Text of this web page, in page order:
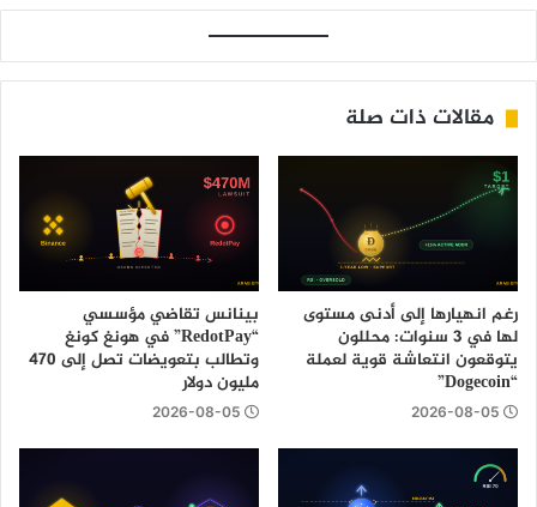
مقالات ذات صلة
رغم انهيارها إلى أدنى مستوى
لها في 3 سنوات: محللون
يتوقعون انتعاشة قوية لعملة
“Dogecoin”
2026-08-05
بينانس تقاضي مؤسسي
“RedotPay” في هونغ كونغ
وتطالب بتعويضات تصل إلى 470
مليون دولار
2026-08-05